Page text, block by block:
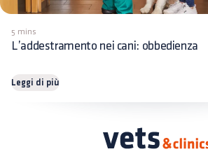
5 mins
L’addestramento nei cani: obbedienza
Leggi di più